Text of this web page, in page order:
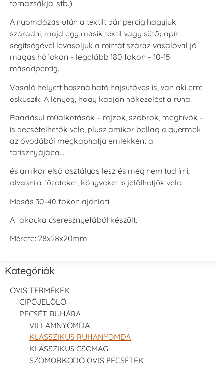
tornazsákja, stb.)
A nyomdázás után a textilt pár percig hagyjuk
száradni, majd egy másik textil vagy sütőpapír
segítségével levasoljuk a mintát száraz vasalóval jó
magas hőfokon – legalább 180 fokon – 10-15
másodpercig.
Vasaló helyett használható hajsütővas is, van aki erre
esküszik. A lényeg, hogy kapjon hőkezelést a ruha.
Ráadásul műalkotások – rajzok, szobrok, meghívók –
is pecsételhetők vele, plusz amikor ballag a gyermek
az óvodából megkaphatja emlékként a
tarisznyájába….
és amikor első osztályos lesz és még nem tud írni,
olvasni a füzeteket, könyveket is jelölhetjük vele.
Mosás 30-40 fokon ajánlott.
A fakocka cseresznyefából készült.
Mérete: 28x28x20mm
Kategóriák
OVIS TERMÉKEK
CIPŐJELÖLŐ
PECSÉT RUHÁRA
VILLÁMNYOMDA
KLASSZIKUS RUHANYOMDA
KLASSZIKUS CSOMAG
SZOMORKODÓ OVIS PECSÉTEK